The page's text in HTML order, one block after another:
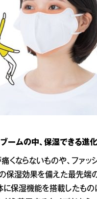
ームの中、保湿できる進化
くならないものや、ファ
保湿効果を備えた最先端
に保湿機能を搭載したも